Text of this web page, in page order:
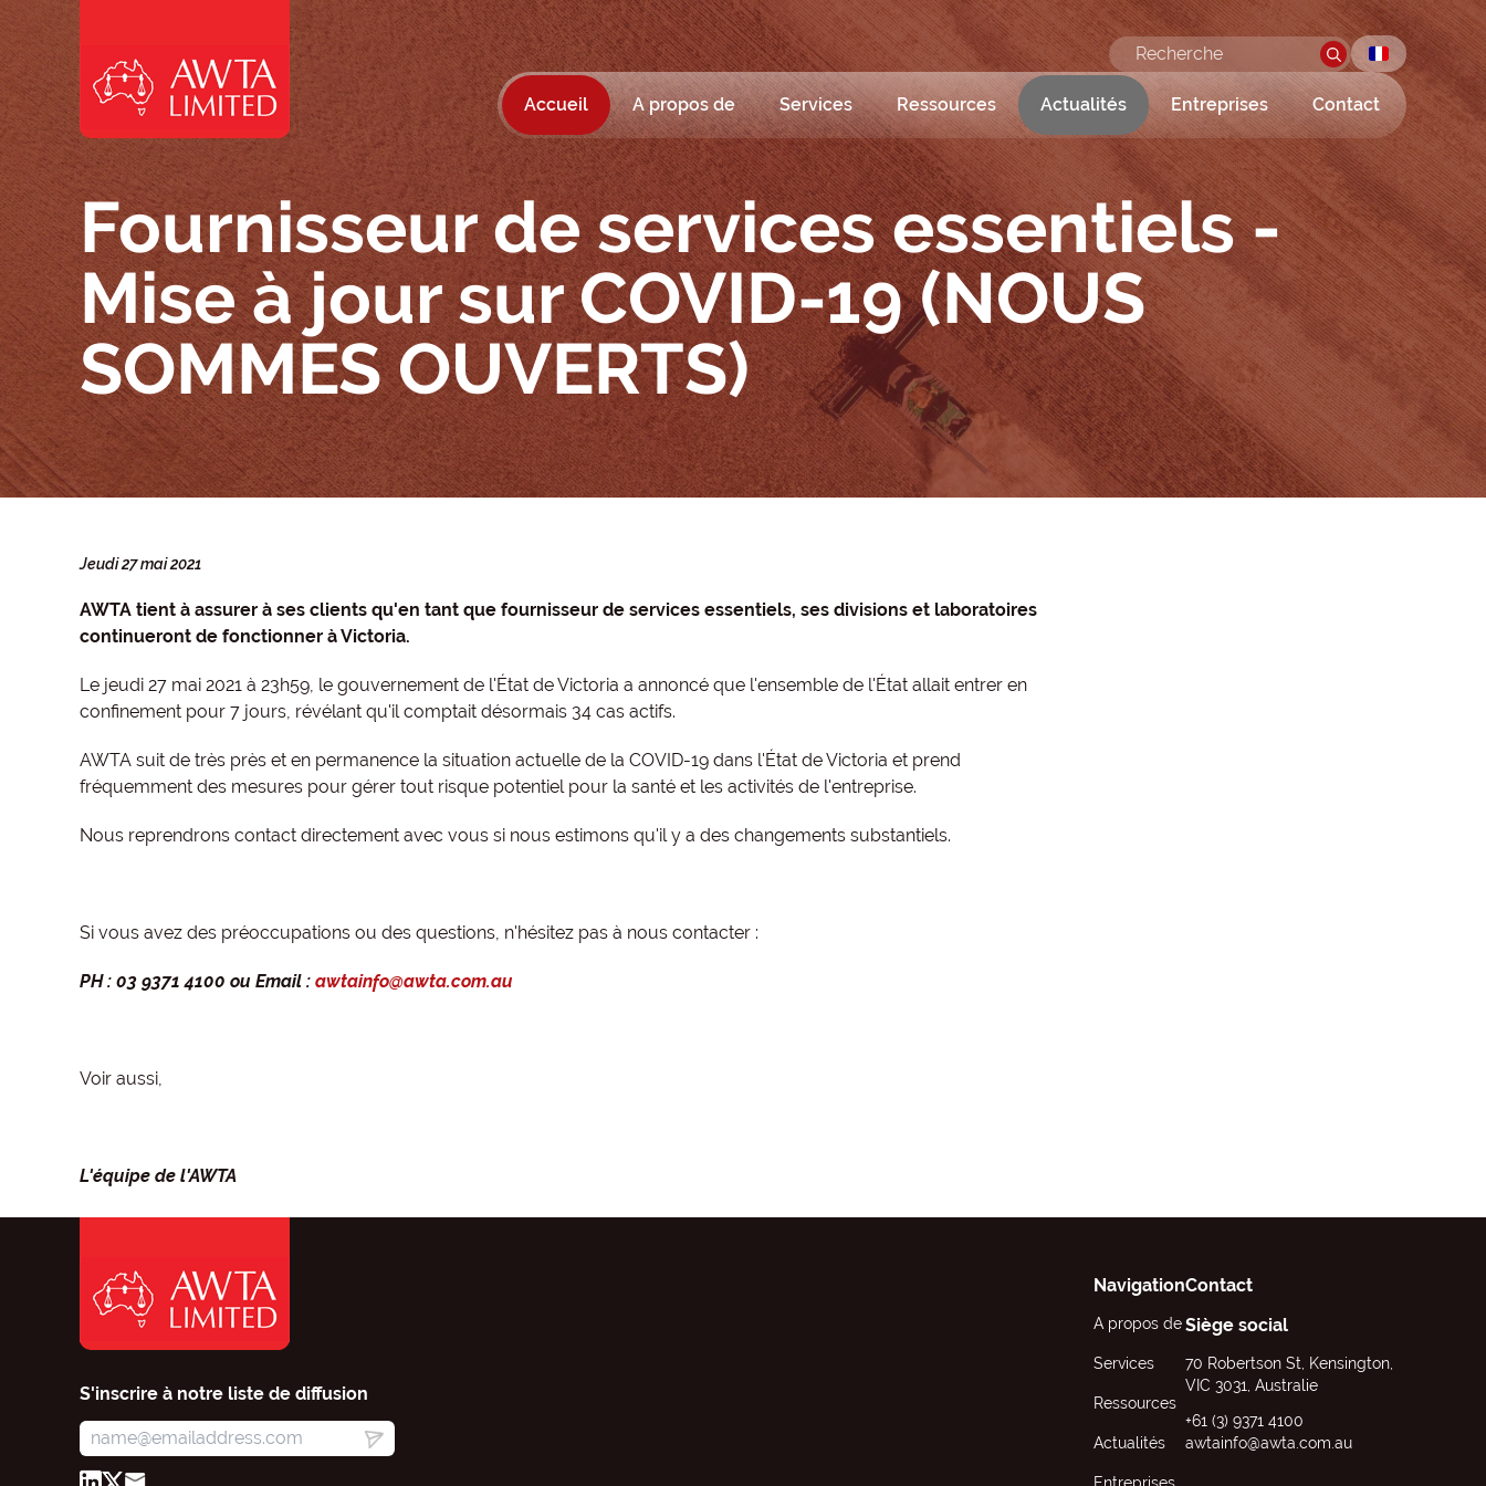
Accueil A propos de Services Ressources Actualités Entreprises Contact
Fournisseur de services essentiels -
Mise à jour sur COVID-19 (NOUS
SOMMES OUVERTS)
Jeudi 27 mai 2021
AWTA tient à assurer à ses clients qu'en tant que fournisseur de services essentiels, ses divisions et laboratoires
continueront de fonctionner à Victoria.
Le jeudi 27 mai 2021 à 23h59, le gouvernement de l'État de Victoria a annoncé que l'ensemble de l'État allait entrer en
confinement pour 7 jours, révélant qu'il comptait désormais 34 cas actifs.
AWTA suit de très près et en permanence la situation actuelle de la COVID-19 dans l'État de Victoria et prend
fréquemment des mesures pour gérer tout risque potentiel pour la santé et les activités de l'entreprise.
Nous reprendrons contact directement avec vous si nous estimons qu'il y a des changements substantiels.
Si vous avez des préoccupations ou des questions, n'hésitez pas à nous contacter :
PH : 03 9371 4100 ou Email : awtainfo@awta.com.au
Voir aussi,
L'équipe de l'AWTA
S'inscrire à notre liste de diffusion
Navigation
A propos de
Services
Ressources
Actualités
Contact
Siège social
70 Robertson St, Kensington,
VIC 3031, Australie
+61 (3) 9371 4100
awtainfo@awta.com.au